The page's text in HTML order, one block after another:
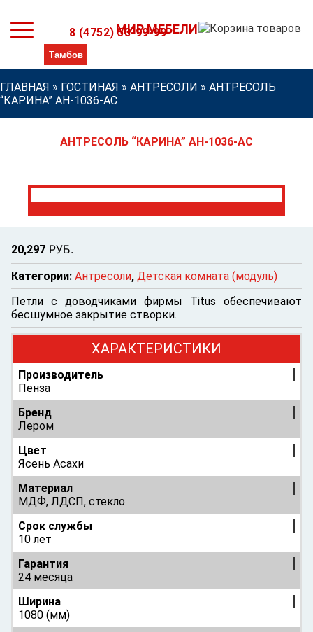
МИР МЕБЕЛИ
8 (4752) 53-99-99
ГЛАВНАЯ » ГОСТИНАЯ » АНТРЕСОЛИ » АНТРЕСОЛЬ
“КАРИНА” АН-1036-АС
АНТРЕСОЛЬ “КАРИНА” АН-1036-АС
20,297 РУБ.
Категории: Антресоли, Детская комната (модуль)
Петли с доводчиками фирмы Titus обеспечивают
бесшумное закрытие створки.
ХАРАКТЕРИСТИКИ
Производитель
Пенза
Бренд
Лером
Цвет
Ясень Асахи
Материал
МДФ, ЛДСП, стекло
Срок службы
10 лет
Гарантия
24 месяца
Ширина
1080 (мм)